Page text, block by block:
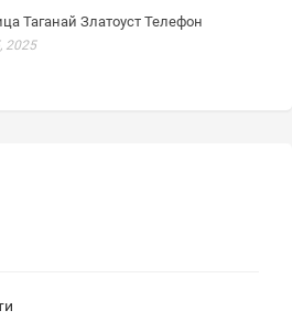
Таганай Златоуст Телефон
2025